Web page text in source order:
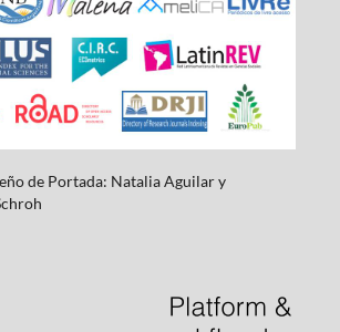
de Portada: Natalia Aguilar y